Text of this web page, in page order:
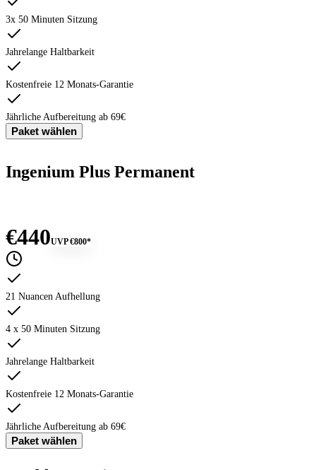
3x 50 Minuten Sitzung
Jahrelange Haltbarkeit
Kostenfreie 12 Monats-Garantie
Jährliche Aufbereitung ab 69€
Paket wählen
Ingenium Plus Permanent
€440UVP€800*
21 Nuancen Aufhellung
4 x 50 Minuten Sitzung
Jahrelange Haltbarkeit
Kostenfreie 12 Monats-Garantie
Jährliche Aufbereitung ab 69€
Paket wählen